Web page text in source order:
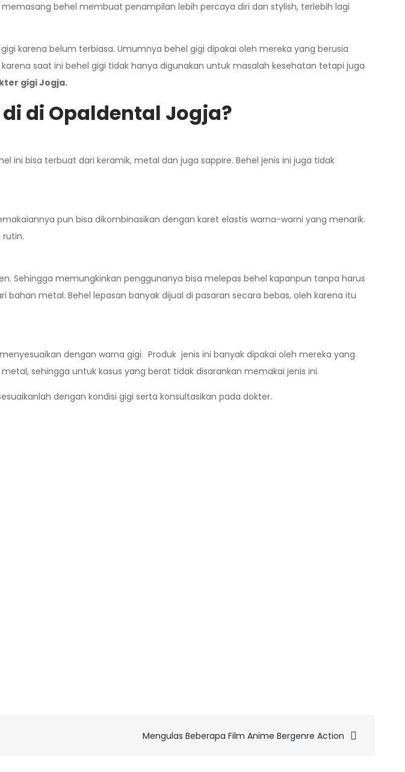
behel membuat penampilan lebih percaya diri dan stylish, terlebih lagi
karena belum terbiasa. Umumnya behel gigi dipakai oleh mereka yang berusia
saat ini behel gigi tidak hanya digunakan untuk masalah kesehatan tetapi juga
gigiJogja.
di di Opaldental Jogja?
ini bisa terbuat dari keramik, metal dan juga sappire. Behel jenis ini juga tidak
pun bisa dikombinasikan dengan karet elastis warna-warni yang menarik.
Sehingga memungkinkan penggunanya bisa melepas behel kapanpun tanpa harus
metal. Behel lepasan banyak dijual di pasaran secara bebas, oleh karena itu
dengan warna gigi. Produk jenis ini banyak dipakai oleh mereka yang
sehingga untuk kasus yang berat tidak disarankan memakai jenis ini.
dengan kondisi gigi serta konsultasikan pada dokter.
Mengulas Beberapa Film Anime Bergenre Action